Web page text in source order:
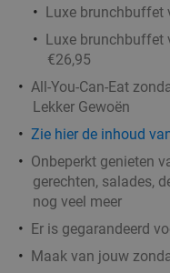
Luxe brunchbuffet
Luxe brunchbuffet
€26,95
All-You-Can-Eat
Lekker Gewoën
Zie hier de inhoud
Onbeperkt genieten
gerechten, salades,
nog veel meer
Er is gegarandeerd
Maak van jouw